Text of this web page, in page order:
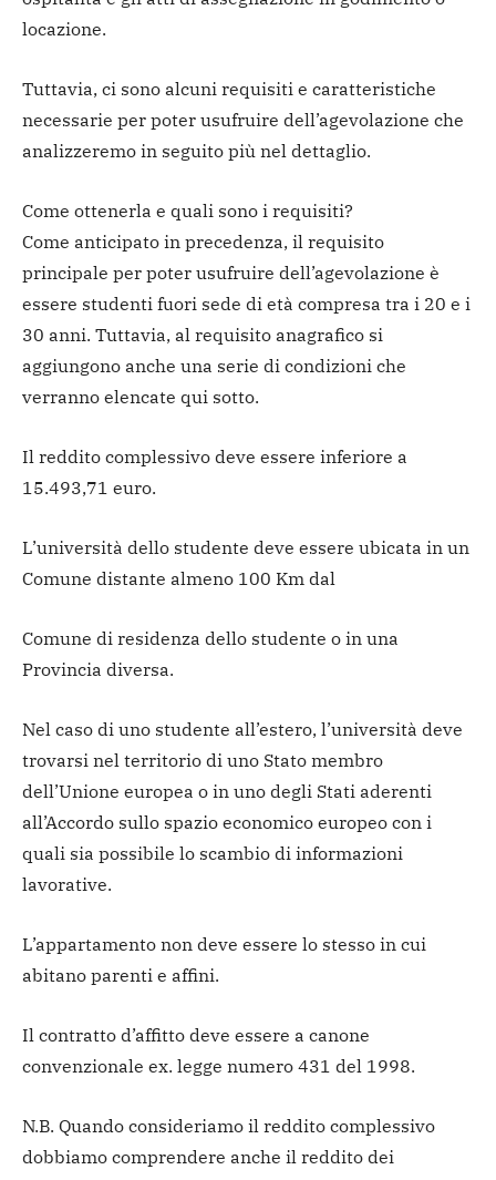
locazione.
Tuttavia, ci sono alcuni requisiti e caratteristiche
necessarie per poter usufruire dell’agevolazione che
analizzeremo in seguito più nel dettaglio.
Come ottenerla e quali sono i requisiti?
Come anticipato in precedenza, il requisito
principale per poter usufruire dell’agevolazione è
essere studenti fuori sede di età compresa tra i 20 e i
30 anni. Tuttavia, al requisito anagrafico si
aggiungono anche una serie di condizioni che
verranno elencate qui sotto.
Il reddito complessivo deve essere inferiore a
15.493,71 euro.
L’università dello studente deve essere ubicata in un
Comune distante almeno 100 Km dal
Comune di residenza dello studente o in una
Provincia diversa.
Nel caso di uno studente all’estero, l’università deve
trovarsi nel territorio di uno Stato membro
dell’Unione europea o in uno degli Stati aderenti
all’Accordo sullo spazio economico europeo con i
quali sia possibile lo scambio di informazioni
lavorative.
L’appartamento non deve essere lo stesso in cui
abitano parenti e affini.
Il contratto d’affitto deve essere a canone
convenzionale ex. legge numero 431 del 1998.
N.B. Quando consideriamo il reddito complessivo
dobbiamo comprendere anche il reddito dei